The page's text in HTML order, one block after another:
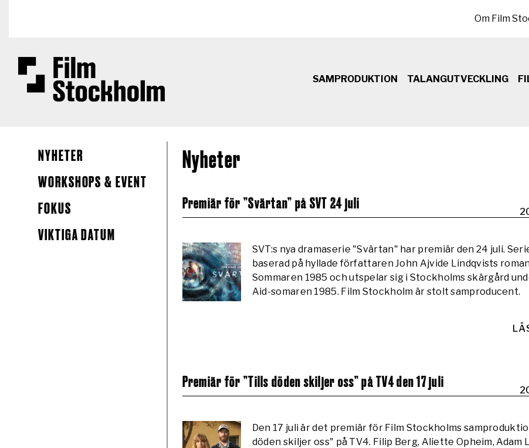
Om Film
SAMPRODUKTION TALANGUTVECKLING
NYHETER
WORKSHOPS & EVENT
FOKUS
VIKTIGA DATUM
Nyheter
Premiär för ”Svärtan” på SVT 24 juli
SVT:s nya dramaserie "Svärtan" har premiär den 24 juli.
baserad på hyllade författaren John Ajvide Lindqvists
Sommaren 1985 och utspelar sig i Stockholms skärgård
Aid-somaren 1985. Film Stockholm är stolt samproducent.
Premiär för ”Tills döden skiljer oss” på TV4 den 17 juli
Den 17 juli är det premiär för Film Stockholms
döden skiljer oss" på TV4. Filip Berg, Aliette Opheim, Adam